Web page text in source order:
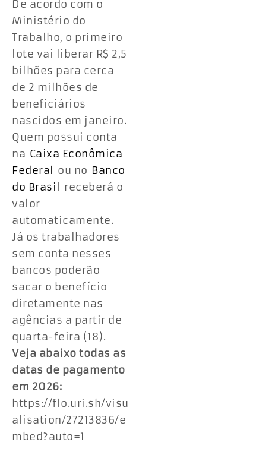
De acordo com o
Ministério do
Trabalho, o primeiro
lote vai liberar R$ 2,5
bilhões para cerca
de 2 milhões de
beneficiários
nascidos em janeiro.
Quem possui conta
na Caixa Econômica
Federal
ou no Banco
do Brasil
receberá o
valor
automaticamente.
Já os trabalhadores
sem conta nesses
bancos poderão
sacar o benefício
diretamente nas
agências a partir de
quarta-feira (18).
Veja abaixo todas as
datas de pagamento
em 2026:
https://flo.uri.sh/visu
alisation/27213836/e
mbed?auto=1